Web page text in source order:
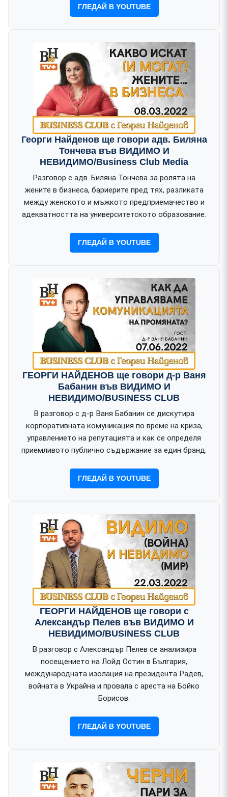
ГЛЕДАЙ В YOUTUBE
Георги Найденов ще говори адв. Биляна
Тончева във ВИДИМО И
НЕВИДИМО/Business Club Media
Разговор с адв. Биляна Тончева за ролята на
жените в бизнеса, бариерите пред тях, разликата
между женското и мъжкото предприемачество и
адекватността на университетското образование.
ГЛЕДАЙ В YOUTUBE
ГЕОРГИ НАЙДЕНОВ ще говори д-р Ваня
Бабанин във ВИДИМО И
НЕВИДИМО/BUSINESS CLUB
В разговор с д-р Ваня Бабанин се дискутира
корпоративната комуникация по време на криза,
управлението на репутацията и как се определя
приемливото публично съдържание за един бранд.
ГЛЕДАЙ В YOUTUBE
ГЕОРГИ НАЙДЕНОВ ще говори с
Александър Пелев във ВИДИМО И
НЕВИДИМО/BUSINESS CLUB
В разговор с Александър Пелев се анализира
посещението на Лойд Остин в България,
международната изолация на президента Радев,
войната в Украйна и провала с ареста на Бойко
Борисов.
ГЛЕДАЙ В YOUTUBE